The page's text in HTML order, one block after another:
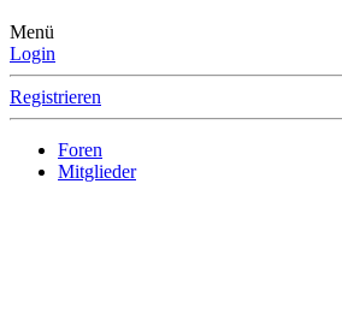
Menü
Login
Registrieren
Foren
Mitglieder